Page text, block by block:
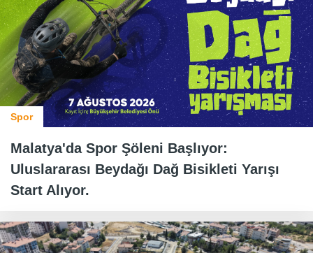
Spor
Malatya'da Spor Şöleni Başlıyor:
Uluslararası Beydağı Dağ Bisikleti Yarışı
Start Alıyor.